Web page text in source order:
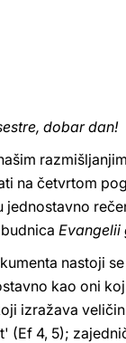
dobar dan!
na četvrtom
jednostavno
Evangelii
nastoji se
kao oni
izražava
(Ef 4, 5);